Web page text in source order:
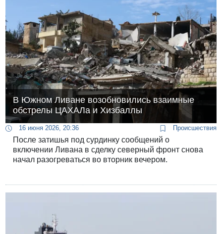
В Южном Ливане возобновились взаимные
обстрелы ЦАХАЛа и Хизбаллы
16 июня 2026, 20:36 Происшествия
После затишья под сурдинку сообщений о
включении Ливана в сделку северный фронт снова
начал разогреваться во вторник вечером.